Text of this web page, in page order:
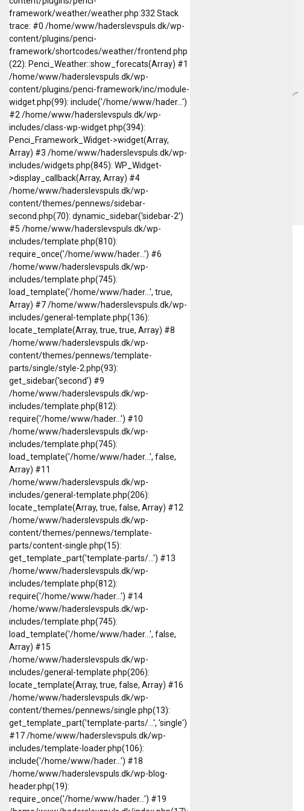
framework/weather/weather.php:332 Stack
trace: #0 /home/www/haderslevspuls.dk/wp-
content/plugins/penci-
framework/shortcodes/weather/frontend.php
(22): Penci_Weather::show_forecats(Array) #1
/home/www/haderslevspuls.dk/wp-
content/plugins/penci-framework/inc/module-
widget.php(99): include('/home/www/hader...')
#2 /home/www/haderslevspuls.dk/wp-
includes/class-wp-widget.php(394):
Penci_Framework_Widget->widget(Array,
Array) #3 /home/www/haderslevspuls.dk/wp-
includes/widgets.php(845): WP_Widget-
>display_callback(Array, Array) #4
/home/www/haderslevspuls.dk/wp-
content/themes/pennews/sidebar-
second.php(70): dynamic_sidebar('sidebar-2')
#5 /home/www/haderslevspuls.dk/wp-
includes/template.php(810):
require_once('/home/www/hader...') #6
/home/www/haderslevspuls.dk/wp-
includes/template.php(745):
load_template('/home/www/hader...', true,
Array) #7 /home/www/haderslevspuls.dk/wp-
includes/general-template.php(136):
locate_template(Array, true, true, Array) #8
/home/www/haderslevspuls.dk/wp-
content/themes/pennews/template-
parts/single/style-2.php(93):
get_sidebar('second') #9
/home/www/haderslevspuls.dk/wp-
includes/template.php(812):
require('/home/www/hader...') #10
/home/www/haderslevspuls.dk/wp-
includes/template.php(745):
load_template('/home/www/hader...', false,
Array) #11
/home/www/haderslevspuls.dk/wp-
includes/general-template.php(206):
locate_template(Array, true, false, Array) #12
/home/www/haderslevspuls.dk/wp-
content/themes/pennews/template-
parts/content-single.php(15):
get_template_part('template-parts/...') #13
/home/www/haderslevspuls.dk/wp-
includes/template.php(812):
require('/home/www/hader...') #14
/home/www/haderslevspuls.dk/wp-
includes/template.php(745):
load_template('/home/www/hader...', false,
Array) #15
/home/www/haderslevspuls.dk/wp-
includes/general-template.php(206):
locate_template(Array, true, false, Array) #16
/home/www/haderslevspuls.dk/wp-
content/themes/pennews/single.php(13):
get_template_part('template-parts/...', 'single')
#17 /home/www/haderslevspuls.dk/wp-
includes/template-loader.php(106):
include('/home/www/hader...') #18
/home/www/haderslevspuls.dk/wp-blog-
header.php(19):
require_once('/home/www/hader...') #19